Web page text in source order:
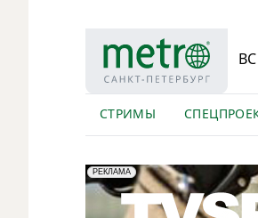
СТРИМЫ
erid: LdtCK5Efv
РЕКЛАМА
АО "ГАТР", ИНН: 7841320717